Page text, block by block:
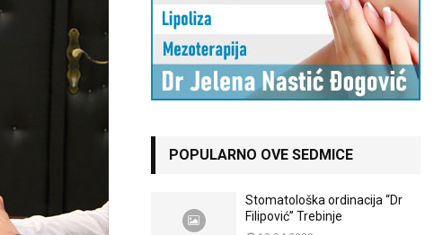
POPULARNO OVE SEDMICE
Stomatološka ordinacija “Dr
Filipović” Trebinje